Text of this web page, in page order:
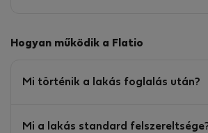
Hogyan működik a Flatio
Mi történik a lakás foglalás után?
Mi a lakás standard